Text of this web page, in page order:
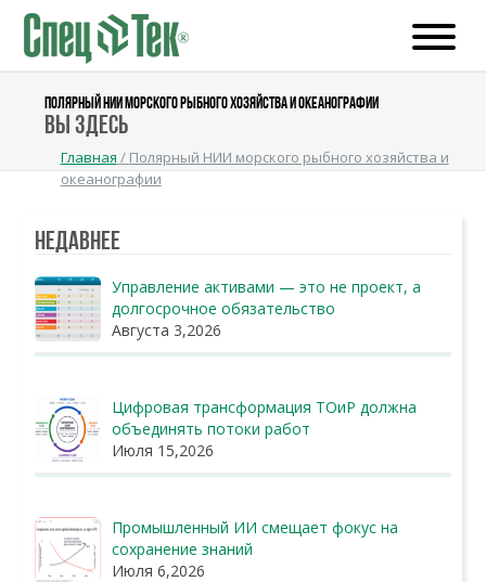
ПОЛЯРНЫЙ НИИ МОРСКОГО РЫБНОГО ХОЗЯЙСТВА И ОКЕАНОГРАФИИ
Вы здесь
Главная / Полярный НИИ морского рыбного хозяйства и
океанографии
Недавнее
Управление активами — это не проект, а
долгосрочное обязательство
Августа 3,2026
Цифровая трансформация ТОиР должна
объединять потоки работ
Июля 15,2026
Промышленный ИИ смещает фокус на
сохранение знаний
Июля 6,2026